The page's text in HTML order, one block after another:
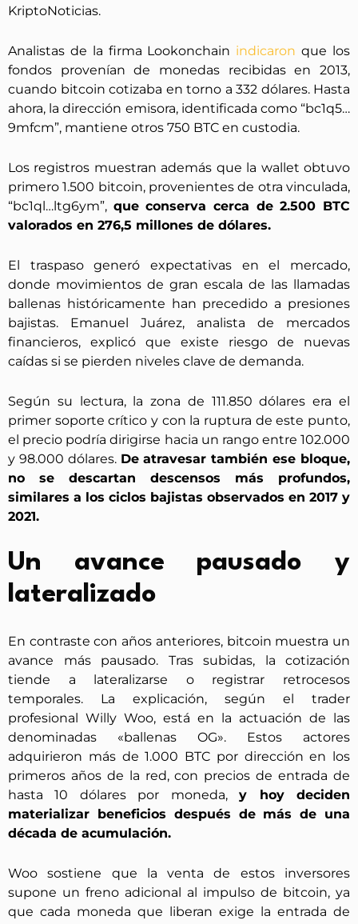
KriptoNoticias.
Analistas de la firma Lookonchain indicaronque los
fondos provenían de monedas recibidas en 2013,
cuando bitcoin cotizaba en torno a 332 dólares. Hasta
ahora, la dirección emisora, identificada como “bc1q5…
9mfcm”, mantiene otros 750 BTC en custodia.
Los registros muestran además que la wallet obtuvo
primero 1.500 bitcoin, provenientes de otra vinculada,
“bc1ql…ltg6ym”, que conserva cerca de 2.500 BTC
valorados en 276,5 millones de dólares.
El traspaso generó expectativas en el mercado,
donde movimientos de gran escala de las llamadas
ballenas históricamente han precedido a presiones
bajistas. Emanuel Juárez, analista de mercados
financieros, explicó que existe riesgo de nuevas
caídas si se pierden niveles clave de demanda.
Según su lectura, la zona de 111.850 dólares era el
primer soporte crítico y con la ruptura de este punto,
el precio podría dirigirse hacia un rango entre 102.000
y 98.000 dólares. De atravesar también ese bloque,
no se descartan descensos más profundos,
similares a los ciclos bajistas observados en 2017 y
2021.
Un avance pausado y
lateralizado
En contraste con años anteriores, bitcoin muestra un
avance más pausado. Tras subidas, la cotización
tiende a lateralizarse o registrar retrocesos
temporales. La explicación, según el trader
profesional Willy Woo, está en la actuación de las
denominadas «ballenas OG». Estos actores
adquirieron más de 1.000 BTC por dirección en los
primeros años de la red, con precios de entrada de
hasta 10 dólares por moneda,y hoy deciden
materializar beneficios después de más de una
década de acumulación.
Woo sostiene que la venta de estos inversores
supone un freno adicional al impulso de bitcoin, ya
que cada moneda que liberan exige la entrada de